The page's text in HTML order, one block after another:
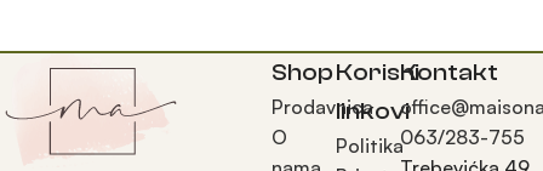
Shop
Prodavnica
O
Korisni
linkovi
Politika
Kontakt
063/283-755